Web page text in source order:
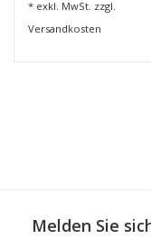
* exkl. MwSt. zzgl.
Versandkosten
Melden Sie